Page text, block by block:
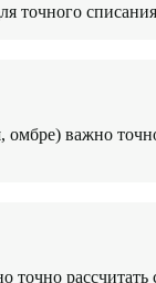
точного
важно точно
точно